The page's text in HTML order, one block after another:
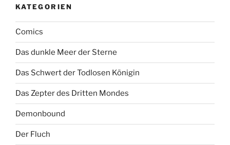
KATEGORIEN
Comics
Das dunkle Meer der Sterne
Das Schwert der Todlosen Königin
Das Zepter des Dritten Mondes
Demonbound
Der Fluch